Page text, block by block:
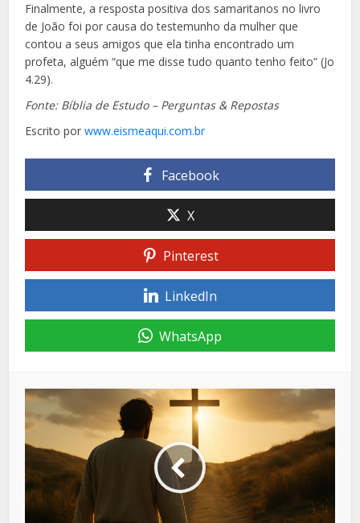
Finalmente, a resposta positiva dos samaritanos no livro
de João foi por causa do testemunho da mulher que
contou a seus amigos que ela tinha encontrado um
profeta, alguém “que me disse tudo quanto tenho feito” (Jo
4.29).
Fonte: Bíblia de Estudo – Perguntas & Repostas
Escrito porwww.eismeaqui.com.br
Facebook
X
Pinterest
LinkedIn
WhatsApp